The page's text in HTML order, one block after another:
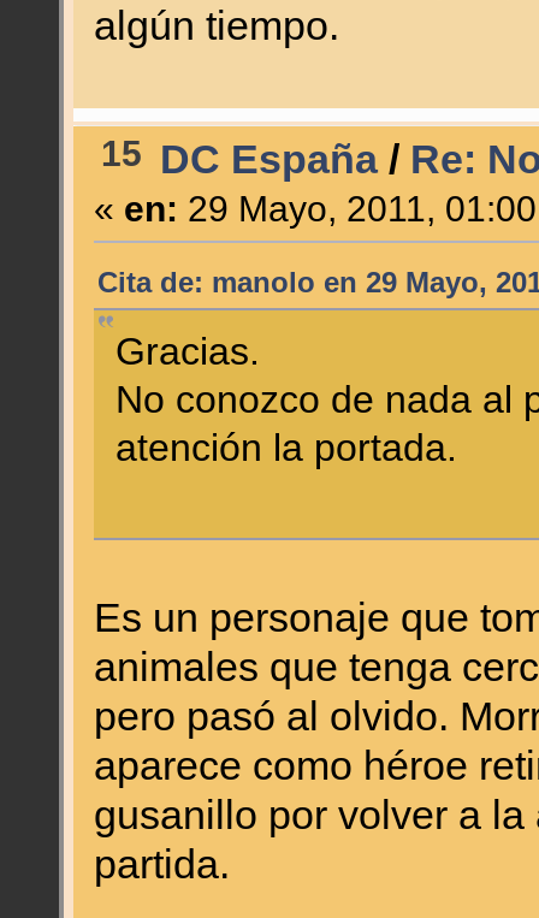
algún tiempo.
15 DC España/ Re:
« en: 29 Mayo, 2011,
Cita de: manolo en 29 Mayo,
Gracias.
No conozco de nada al
atención la portada.
Es un personaje que
animales que tenga
pero pasó al olvido.
aparece como héroe
gusanillo por volver a
partida.